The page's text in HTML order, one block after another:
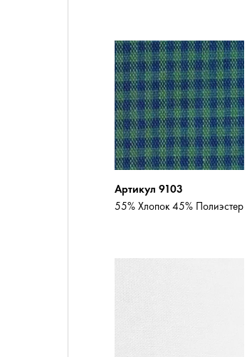
Артикул 9103
55% Хлопок 45% Полиэстер